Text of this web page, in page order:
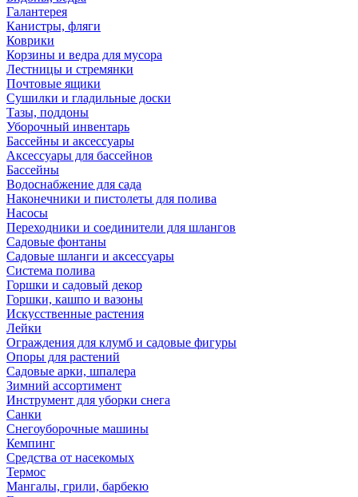
Галантерея
Канистры, фляги
Коврики
Корзины и ведра для мусора
Лестницы и стремянки
Почтовые ящики
Сушилки и гладильные доски
Тазы, поддоны
Уборочный инвентарь
Бассейны и аксессуары
Аксессуары для бассейнов
Бассейны
Водоснабжение для сада
Наконечники и пистолеты для полива
Насосы
Переходники и соединители для шлангов
Садовые фонтаны
Садовые шланги и аксессуары
Система полива
Горшки и садовый декор
Горшки, кашпо и вазоны
Искусственные растения
Лейки
Ограждения для клумб и садовые фигуры
Опоры для растений
Садовые арки, шпалера
Зимний ассортимент
Инструмент для уборки снега
Санки
Снегоуборочные машины
Кемпинг
Средства от насекомых
Термос
Мангалы, грили, барбекю